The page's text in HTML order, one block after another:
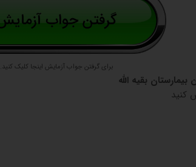
برای گرفتن جواب آزمایش اینجا کلیک کنید.
بقیه الله
کنید